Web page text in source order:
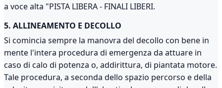
a voce alta "PISTA LIBERA - FINALI LIBERI.
5. ALLINEAMENTO E DECOLLO
Si comincia sempre la manovra del decollo con bene in
mente l'intera procedura di emergenza da attuare in
caso di calo di potenza o, addirittura, di piantata motore.
Tale procedura, a seconda dello spazio percorso e della